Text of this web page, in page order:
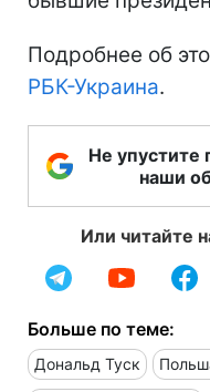
Подробнее об
РБК-Украина.
Не упустите
наши
Или читайте
Больше по теме:
Дональд Туск